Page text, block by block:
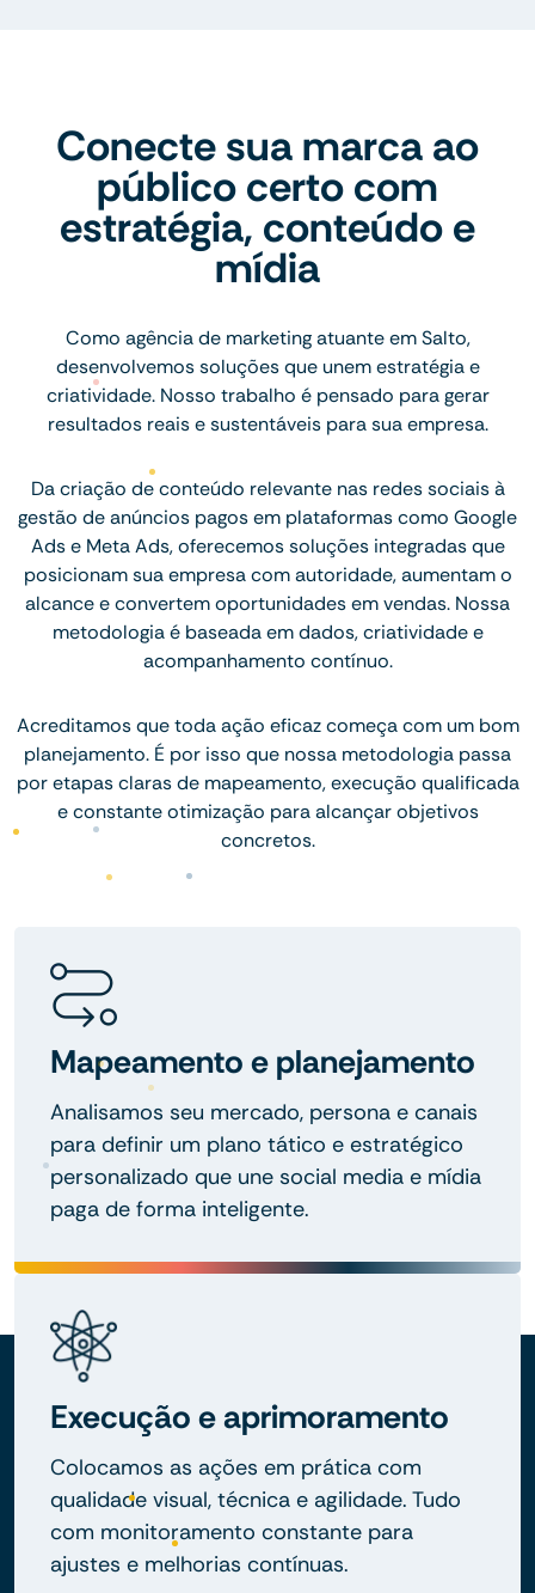
Conecte sua marca ao
público certo com
estratégia, conteúdo e
mídia
Como agência de marketing atuante em Salto,
desenvolvemos soluções que unem estratégia e
criatividade. Nosso trabalho é pensado para gerar
resultados reais e sustentáveis para sua empresa.
Da criação de conteúdo relevante nas redes sociais à
gestão de anúncios pagos em plataformas como Google
Ads e Meta Ads, oferecemos soluções integradas que
posicionam sua empresa com autoridade, aumentam o
alcance e convertem oportunidades em vendas. Nossa
metodologia é baseada em dados, criatividade e
acompanhamento contínuo.
Acreditamos que toda ação eficaz começa com um bom
planejamento. É por isso que nossa metodologia passa
por etapas claras de mapeamento, execução qualificada
e constante otimização para alcançar objetivos
concretos.
Mapeamento e planejamento
Analisamos seu mercado, persona e canais
para definir um plano tático e estratégico
personalizado que une social media e mídia
paga de forma inteligente.
Execução e aprimoramento
Colocamos as ações em prática com
qualidade visual, técnica e agilidade. Tudo
com monitoramento constante para
ajustes e melhorias contínuas.